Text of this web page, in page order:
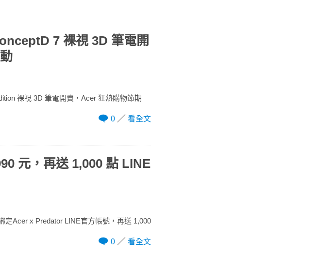
7 裸視 3D 筆電開
裸視 3D 筆電開賣，Acer 狂熱購物節期
0
看全文
元，再送 1,000 點 LINE
定Acer x Predator LINE官方帳號，再送 1,000
0
看全文